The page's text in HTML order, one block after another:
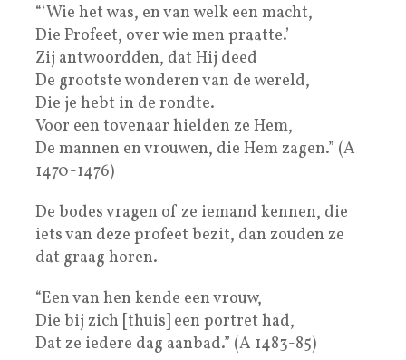
“‘Wie het was, en van welk een macht,
Die Profeet, over wie men praatte.’
Zij antwoordden, dat Hij deed
De grootste wonderen van de wereld,
Die je hebt in de rondte.
Voor een tovenaar hielden ze Hem,
De mannen en vrouwen, die Hem zagen.” (A
1470-1476)
De bodes vragen of ze iemand kennen, die
iets van deze profeet bezit, dan zouden ze
dat graag horen.
“Een van hen kende een vrouw,
Die bij zich [thuis] een portret had,
Dat ze iedere dag aanbad.” (A 1483-85)